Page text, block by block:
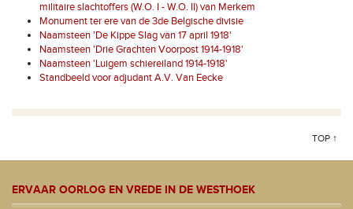
militaire slachtoffers (W.O. I - W.O. II) van Merkem
Monument ter ere van de 3de Belgische divisie
Naamsteen 'De Kippe Slag van 17 april 1918'
Naamsteen 'Drie Grachten Voorpost 1914-1918'
Naamsteen 'Luigem schiereiland 1914-1918'
Standbeeld voor adjudant A.V. Van Eecke
TOP ↑
ERVAAR OORLOG EN VREDE IN DE WESTHOEK